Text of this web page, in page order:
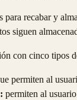
para recabar y
siguen
con cinco tipos
permiten al
permiten al